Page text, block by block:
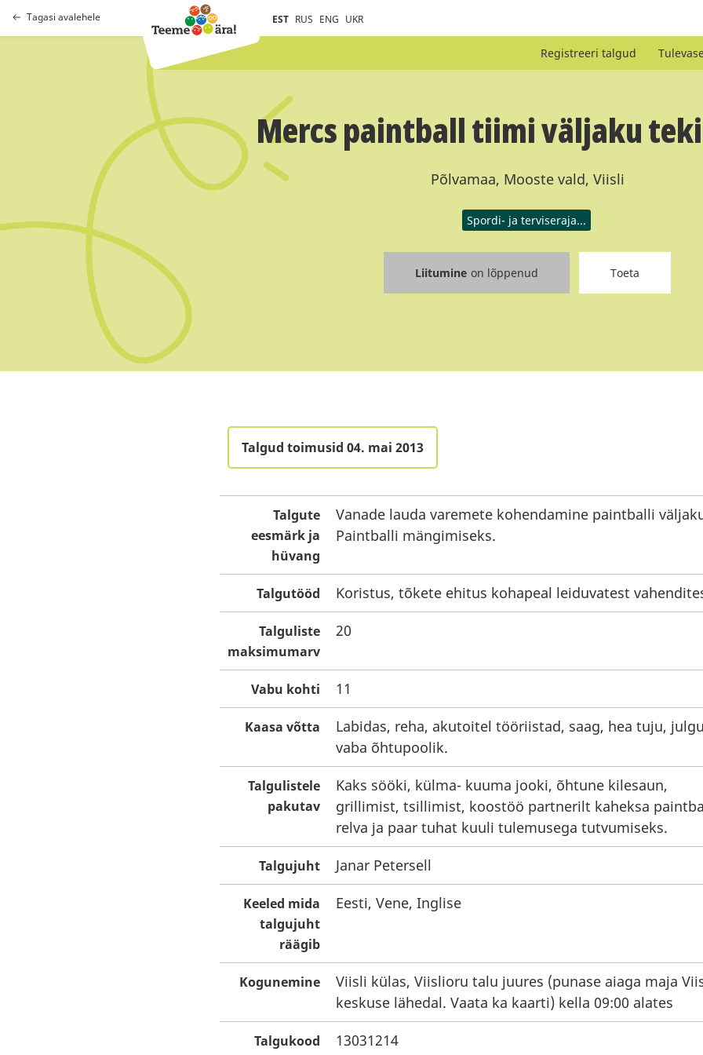
Tagasi avalehele EST RUS ENG UKR
Registreeri talgud
Mercs paintball tiimi väljaku
Põlvamaa, Mooste vald, Viisli
Spordi- ja terviseraja...
Liitumine on lõppenud Toeta
Talgud toimusid 04. mai 2013
Talgute
eesmärk ja
hüvang
Vanade lauda varemete kohendamine paintballi
Paintballi mängimiseks.
Talgutööd Koristus, tõkete ehitus kohapeal leiduvatest
Talguliste
maksimumarv
20
Vabu kohti 11
Kaasa võtta
Labidas, reha, akutoitel tööriistad, saag, hea tuju,
vaba õhtupoolik.
Talgulistele
pakutav
Kaks sööki, külma- kuuma jooki, õhtune kilesaun,
grillimist, tsillimist, koostöö partnerilt kaheksa
relva ja paar tuhat kuuli tulemusega tutvumiseks.
Talgujuht Janar Petersell
Keeled mida
talgujuht
räägib
Eesti, Vene, Inglise
Kogunemine
Viisli külas, Viislioru talu juures (punase aiaga maja
keskuse lähedal. Vaata ka kaarti) kella 09:00 alates
Talgukood 13031214